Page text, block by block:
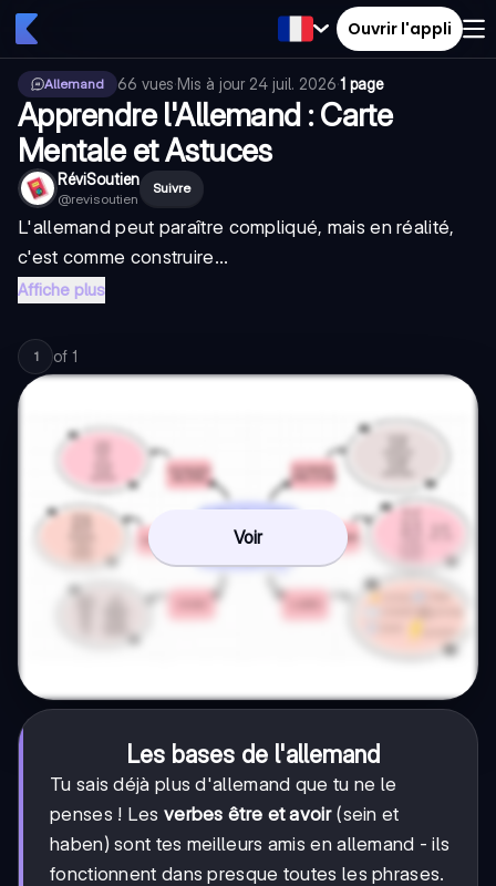
Ouvrir l'appli
Allemand 66 vues·Mis à jour 24 juil. 2026·1 page
Apprendre l'Allemand : Carte
Mentale et Astuces
RéviSoutien
@revisoutien
Suivre
L'allemand peut paraître compliqué, mais en réalité,
c'est comme construire...
Affiche plus
1 of 1
Voir
Les bases de l'allemand
Tu sais déjà plus d'allemand que tu ne le
penses ! Les verbes être et avoir(sein et
haben) sont tes meilleurs amis en allemand - ils
fonctionnent dans presque toutes les phrases.